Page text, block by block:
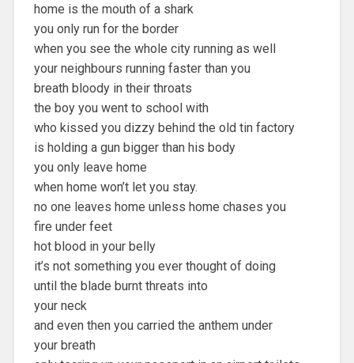
home is the mouth of a shark
you only run for the border
when you see the whole city running as well
your neighbours running faster than you
breath bloody in their throats
the boy you went to school with
who kissed you dizzy behind the old tin factory
is holding a gun bigger than his body
you only leave home
when home won’t let you stay.
no one leaves home unless home chases you
fire under feet
hot blood in your belly
it’s not something you ever thought of doing
until the blade burnt threats into
your neck
and even then you carried the anthem under
your breath